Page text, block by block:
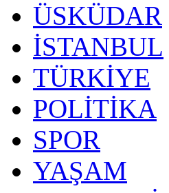
ÜSKÜDAR
İSTANBUL
TÜRKİYE
POLİTİKA
SPOR
YAŞAM